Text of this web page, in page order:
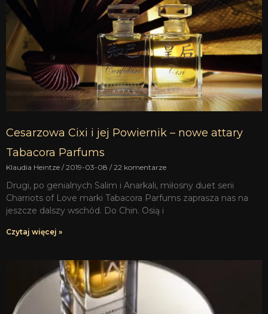
Cesarzowa Cixi i jej Powiernik – nowe attary
Tabacora Parfums
Klaudia Heintze 2019-03-08 22 komentarze
Drugi, po genialnych Salim i Anarkali, miłosny duet serii
Charriots of Love marki Tabacora Parfums zaprasza nas na
jeszcze dalszy wschód. Do Chin. Osią i
Czytaj więcej »